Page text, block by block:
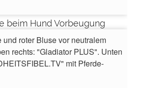
beim Hund Vorbeugung